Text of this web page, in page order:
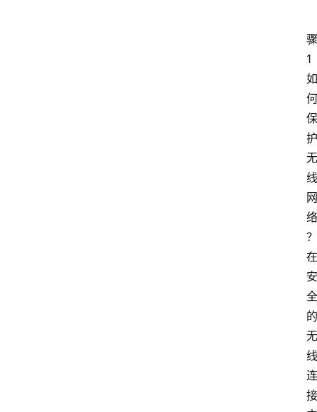
骤
1
如
何
保
护
无
线
网
络
？
在
安
全
的
无
线
连
接